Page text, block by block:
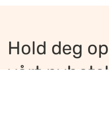
Hold deg
vårt